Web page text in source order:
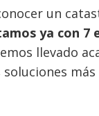
un
ya con 7
llevado